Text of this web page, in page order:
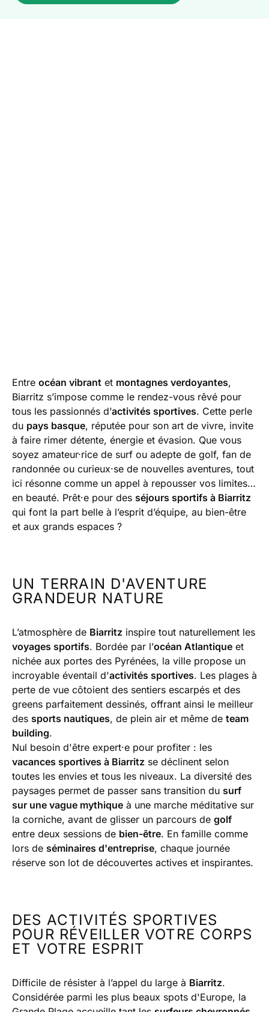
Entre océan vibrant et montagnes verdoyantes,
Biarritz s’impose comme le rendez-vous rêvé pour
tous les passionnés d’activités sportives. Cette perle
du pays basque, réputée pour son art de vivre, invite
à faire rimer détente, énergie et évasion. Que vous
soyez amateur·rice de surf ou adepte de golf, fan de
randonnée ou curieux·se de nouvelles aventures, tout
ici résonne comme un appel à repousser vos limites…
en beauté. Prêt·e pour des séjours sportifs à Biarritz
qui font la part belle à l’esprit d’équipe, au bien-être
et aux grands espaces ?
UN TERRAIN D'AVENTURE
GRANDEUR NATURE
L’atmosphère de Biarritz inspire tout naturellement les
voyages sportifs. Bordée par l’océan Atlantique et
nichée aux portes des Pyrénées, la ville propose un
incroyable éventail d'activités sportives. Les plages à
perte de vue côtoient des sentiers escarpés et des
greens parfaitement dessinés, offrant ainsi le meilleur
des sports nautiques, de plein air et même de team
building.
Nul besoin d'être expert·e pour profiter : les
vacances sportives à Biarritz se déclinent selon
toutes les envies et tous les niveaux. La diversité des
paysages permet de passer sans transition du surf
sur une vague mythique à une marche méditative sur
la corniche, avant de glisser un parcours de golf
entre deux sessions de bien-être. En famille comme
lors de séminaires d'entreprise, chaque journée
réserve son lot de découvertes actives et inspirantes.
DES ACTIVITÉS SPORTIVES
POUR RÉVEILLER VOTRE CORPS
ET VOTRE ESPRIT
Difficile de résister à l’appel du large à Biarritz.
Considérée parmi les plus beaux spots d'Europe, la